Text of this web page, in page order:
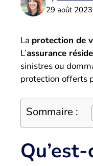
29 août 2023
La protection de
L’assurance
sinistres ou
protection offerts
Sommaire :